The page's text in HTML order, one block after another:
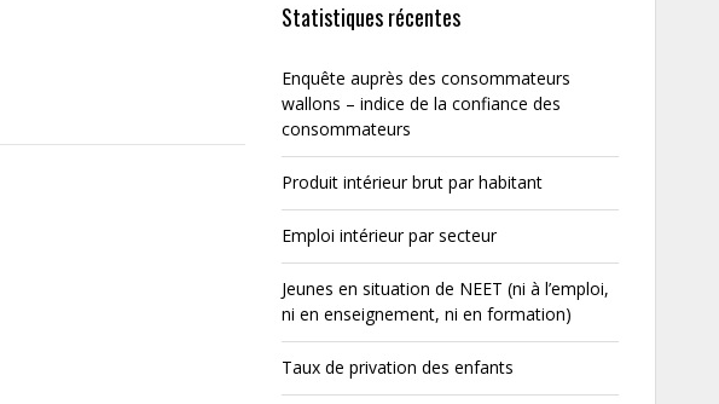
Statistiques récentes
Enquête auprès des consommateurs
wallons – indice de la confiance des
consommateurs
Produit intérieur brut par habitant
Emploi intérieur par secteur
Jeunes en situation de NEET (ni à l’emploi,
ni en enseignement, ni en formation)
Taux de privation des enfants